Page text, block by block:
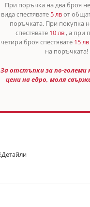
При поръчка на два броя
вида спестявате 5 лвот
поръчката. При покупка
спестявате 10 лв , а при
четири броя спестявате 15
на поръчката!
За отстъпки за по-големи
цени на едро, моля
Детайли